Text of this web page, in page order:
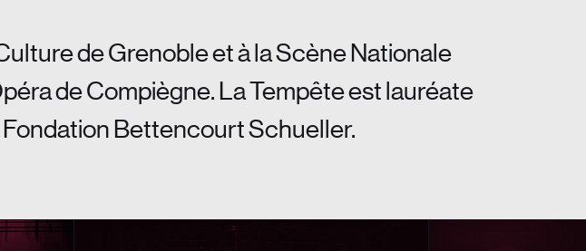
de Grenoble et à la Scène Nationale
de Compiègne. La Tempête est lauréate
Bettencourt Schueller.